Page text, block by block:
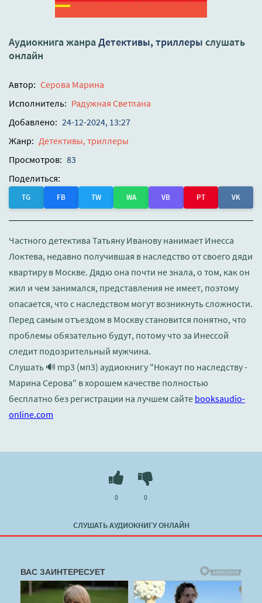
Аудиокнига жанра Детективы, триллеры слушать
онлайн
Автор: Серова Марина
Исполнитель: Радужная Светлана
Добавлено: 24-12-2024, 13:27
Жанр: Детективы, триллеры
Просмотров: 83
Поделиться:
TG FB TW WA VB PT VK
Частного детектива Татьяну Иванову нанимает Инесса
Локтева, недавно получившая в наследство от своего дяди
квартиру в Москве. Дядю она почти не знала, о том, как он
жил и чем занимался, представления не имеет, поэтому
опасается, что с наследством могут возникнуть сложности.
Перед самым отъездом в Москву становится понятно, что
проблемы обязательно будут, потому что за Инессой
следит подозрительный мужчина.
Слушать 🔊 mp3 (мп3) аудиокнигу "Нокаут по наследству -
Марина Серова" в хорошем качестве полностью
бесплатно без регистрации на лучшем сайте booksaudio-
online.com
СЛУШАТЬ АУДИОКНИГУ ОНЛАЙН
0 0